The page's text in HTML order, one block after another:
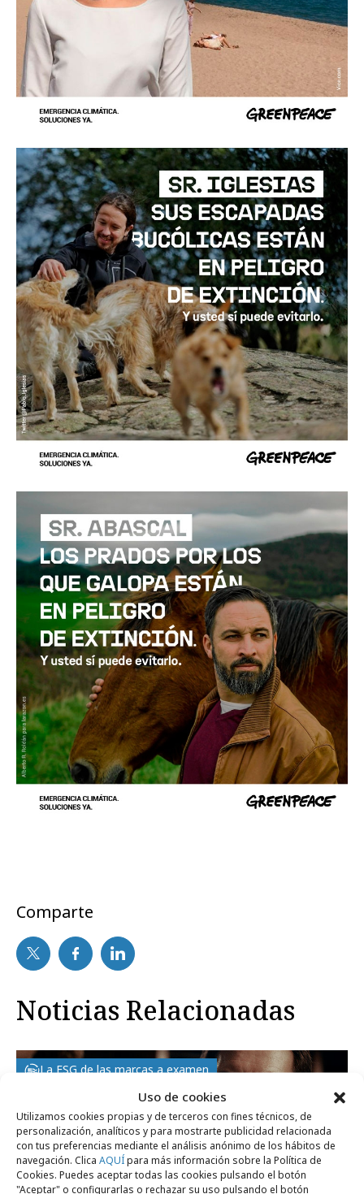
Uso de cookies
Utilizamos cookies propias y de terceros con fines técnicos, de
personalización, analíticos y para mostrarte publicidad relacionada
con tus preferencias mediante el análisis anónimo de los hábitos de
navegación. Clica AQUÍpara más información sobre la Política de
Cookies. Puedes aceptar todas las cookies pulsando el botón
"Aceptar" o configurarlas o rechazar su uso pulsando el botón
Comparte
Noticias Relacionadas
La ESG de las marcas a examen